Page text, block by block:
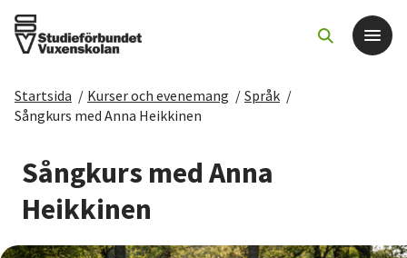
Det här gör vi
För dig som
Sök kurser och evenemang
Startsida / Kurser och evenemang / Språk /
Sångkurs med Anna Heikkinen
Sångkurs med Anna
Heikkinen